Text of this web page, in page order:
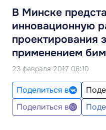
В Минске
инновационную
проектирования
применением
23 февраля 2017 06:10
Поделиться в
Поделиться в